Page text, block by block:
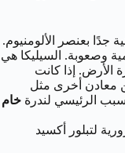
جدًا بعنصر الألومنيوم.
وصعوبة. السيليكا هي
الأرض. إذا كانت
معادن أخرى مثل
الرئيسي لندرة خام
لتبلور أكسيد